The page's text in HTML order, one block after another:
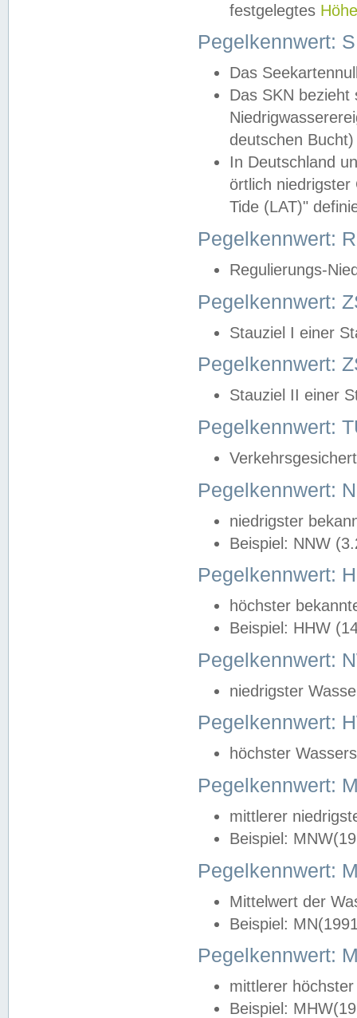
festgelegtes
Pegelkennwert:
Das
Das SKN
deutschen
In Deutschland
örtlich
Tide (LAT)"
Pegelkennwert:
Regulierungs-
Pegelkennwert:
Stauziel I einer
Pegelkennwert:
Stauziel II einer
Pegelkennwert:
Pegelkennwert:
niedrigster
Beispiel: NNW
Pegelkennwert:
höchster
Beispiel: HHW
Pegelkennwert:
niedrigster
Pegelkennwert:
höchster
Pegelkennwert:
mittlerer
Beispiel:
Pegelkennwert:
Mittelwert der
Beispiel:
Pegelkennwert:
mittlerer
Beispiel: